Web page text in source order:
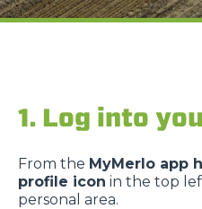
1. Log into
From the MyMerlo app
profile icon in the top
personal area.